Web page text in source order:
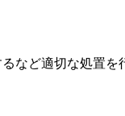
など適切な処置を